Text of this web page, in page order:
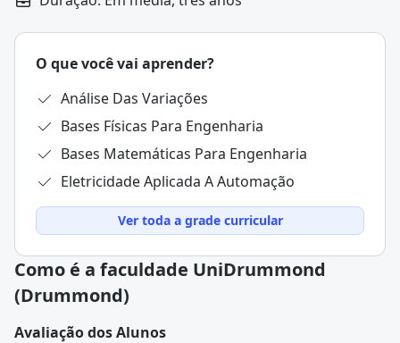
O que você vai aprender?
Análise Das Variações
Bases Físicas Para Engenharia
Bases Matemáticas Para Engenharia
Eletricidade Aplicada A Automação
Ver toda a grade curricular
Como é a faculdade UniDrummond
(Drummond)
Avaliação dos Alunos